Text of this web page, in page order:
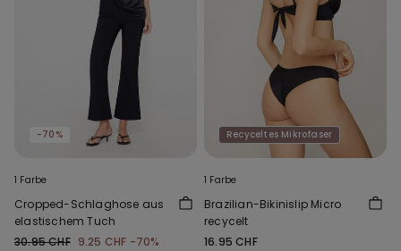
-70%
1 Farbe
Cropped-Schlaghose aus
elastischem Tuch
30.95 CHF 9.25 CHF -70%
Recyceltes Mikrofaser
1 Farbe
Brazilian-Bikinislip Micro
recycelt
16.95 CHF